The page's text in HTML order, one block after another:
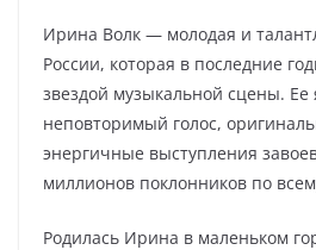
Ирина Волк — молодая и
России, которая в последние
звездой музыкальной сцены. Ее
неповторимый голос,
энергичные выступления
миллионов поклонников по
Родилась Ирина в маленьком